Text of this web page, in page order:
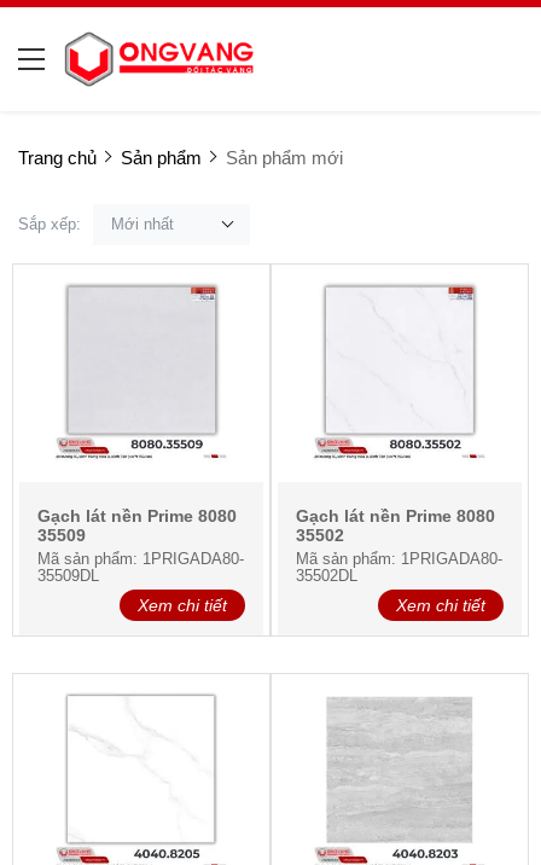
Trang chủ Sản phẩm Sản phẩm mới
Sắp xếp: Mới nhất
Gạch lát nền Prime 8080
35509
Mã sản phẩm: 1PRIGADA80-
35509DL
Xem chi tiết
Gạch lát nền Prime 8080
35502
Mã sản phẩm: 1PRIGADA80-
35502DL
Xem chi tiết